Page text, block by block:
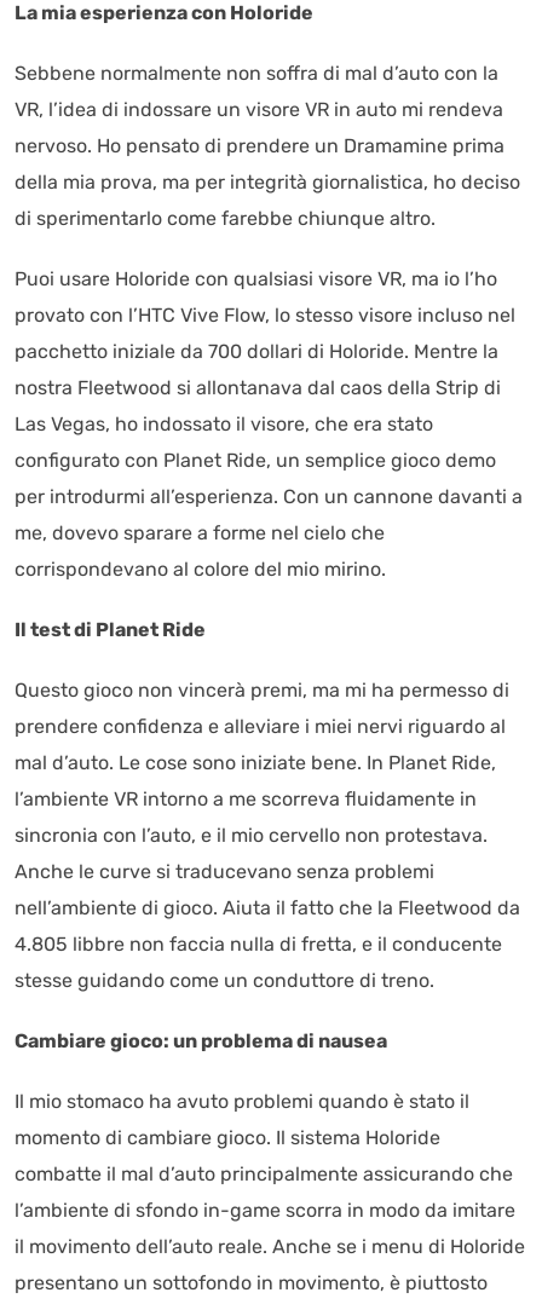
La mia esperienza con Holoride
Sebbene normalmente non soffra di mal d’auto con la
VR, l’idea di indossare un visore VR in auto mi rendeva
nervoso. Ho pensato di prendere un Dramamine prima
della mia prova, ma per integrità giornalistica, ho deciso
di sperimentarlo come farebbe chiunque altro.
Puoi usare Holoride con qualsiasi visore VR, ma io l’ho
provato con l’HTC Vive Flow, lo stesso visore incluso nel
pacchetto iniziale da 700 dollari di Holoride. Mentre la
nostra Fleetwood si allontanava dal caos della Strip di
Las Vegas, ho indossato il visore, che era stato
configurato con Planet Ride, un semplice gioco demo
per introdurmi all’esperienza. Con un cannone davanti a
me, dovevo sparare a forme nel cielo che
corrispondevano al colore del mio mirino.
Il test di Planet Ride
Questo gioco non vincerà premi, ma mi ha permesso di
prendere confidenza e alleviare i miei nervi riguardo al
mal d’auto. Le cose sono iniziate bene. In Planet Ride,
l’ambiente VR intorno a me scorreva fluidamente in
sincronia con l’auto, e il mio cervello non protestava.
Anche le curve si traducevano senza problemi
nell’ambiente di gioco. Aiuta il fatto che la Fleetwood da
4.805 libbre non faccia nulla di fretta, e il conducente
stesse guidando come un conduttore di treno.
Cambiare gioco: un problema di nausea
Il mio stomaco ha avuto problemi quando è stato il
momento di cambiare gioco. Il sistema Holoride
combatte il mal d’auto principalmente assicurando che
l’ambiente di sfondo in-game scorra in modo da imitare
il movimento dell’auto reale. Anche se i menu di Holoride
presentano un sottofondo in movimento, è piuttosto